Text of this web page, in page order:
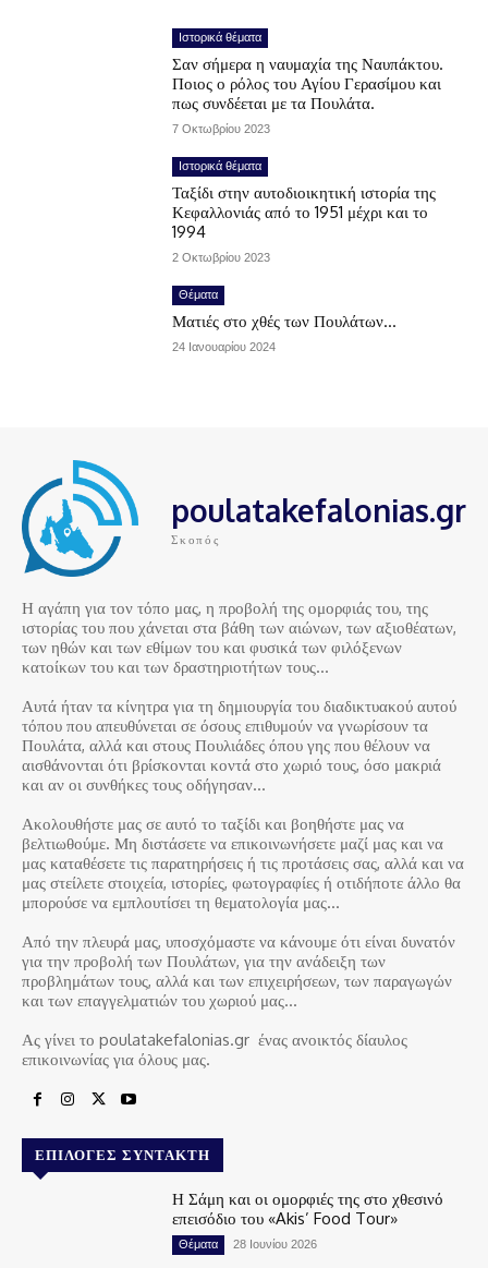
Ιστορικά θέματα
Σαν σήμερα η ναυμαχία της Ναυπάκτου.
Ποιος ο ρόλος του Αγίου Γερασίμου και
πως συνδέεται με τα Πουλάτα.
7 Οκτωβρίου 2023
Ιστορικά θέματα
Ταξίδι στην αυτοδιοικητική ιστορία της
Κεφαλλονιάς από το 1951 μέχρι και το
1994
2 Οκτωβρίου 2023
Θέματα
Ματιές στο χθές των Πουλάτων…
24 Ιανουαρίου 2024
poulatakefalonias.gr
Σκοπός
Η αγάπη για τον τόπο μας, η προβολή της ομορφιάς του, της
ιστορίας του που χάνεται στα βάθη των αιώνων, των αξιοθέατων,
των ηθών και των εθίμων του και φυσικά των φιλόξενων
κατοίκων του και των δραστηριοτήτων τους…
Αυτά ήταν τα κίνητρα για τη δημιουργία του διαδικτυακού αυτού
τόπου που απευθύνεται σε όσους επιθυμούν να γνωρίσουν τα
Πουλάτα, αλλά και στους Πουλιάδες όπου γης που θέλουν να
αισθάνονται ότι βρίσκονται κοντά στο χωριό τους, όσο μακριά
και αν οι συνθήκες τους οδήγησαν…
Ακολουθήστε μας σε αυτό το ταξίδι και βοηθήστε μας να
βελτιωθούμε. Μη διστάσετε να επικοινωνήσετε μαζί μας και να
μας καταθέσετε τις παρατηρήσεις ή τις προτάσεις σας, αλλά και να
μας στείλετε στοιχεία, ιστορίες, φωτογραφίες ή οτιδήποτε άλλο θα
μπορούσε να εμπλουτίσει τη θεματολογία μας…
Από την πλευρά μας, υποσχόμαστε να κάνουμε ότι είναι δυνατόν
για την προβολή των Πουλάτων, για την ανάδειξη των
προβλημάτων τους, αλλά και των επιχειρήσεων, των παραγωγών
και των επαγγελματιών του χωριού μας…
Ας γίνει το poulatakefalonias.gr ένας ανοικτός δίαυλος
επικοινωνίας για όλους μας.
ΕΠΙΛΟΓΈΣ ΣΥΝΤΆΚΤΗ
Η Σάμη και οι ομορφιές της στο χθεσινό
επεισόδιο του «Akis’ Food Tour»
Θέματα 28 Ιουνίου 2026